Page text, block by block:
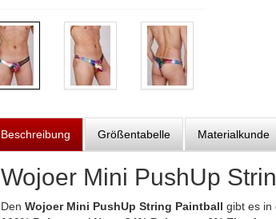
Beschreibung Größentabelle Materialkunde
Wojoer Mini PushUp
Den Wojoer Mini PushUp String Paintball gibt es in